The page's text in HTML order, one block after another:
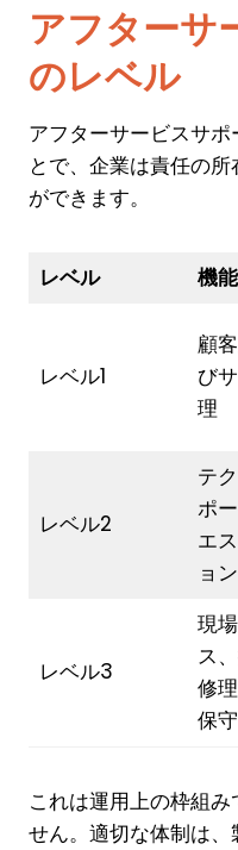
アフターサ
のレベル
アフターサービスサ
とで、企業は責任の
ができます。
レベル 機能
レベル1
顧
び
理
レベル2
テ
ポ
エ
ョン
レベル3
現
ス
修
保守
これは運用上の枠組
せん。適切な体制は